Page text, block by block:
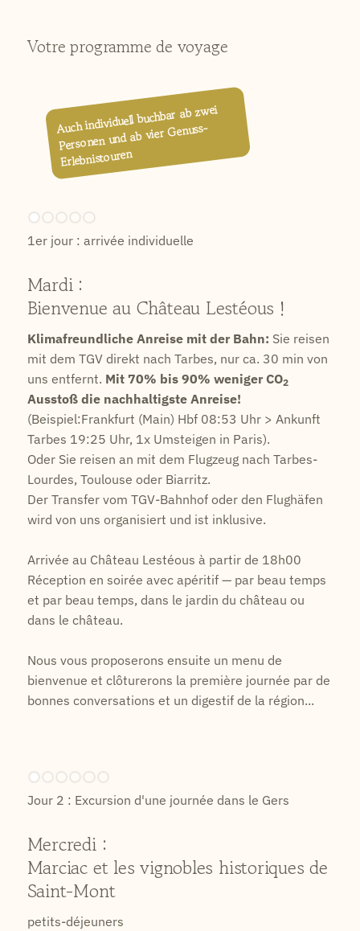
Votre programme de voyage
Auch individuell buchbar ab zwei
Personen und ab vier Genuss-
Erlebnistouren
1er jour : arrivée individuelle
Mardi :
Bienvenue au Château Lestéous !
Klimafreundliche Anreise mit der Bahn: Sie reisen
mit dem TGV direkt nach Tarbes, nur ca. 30 min von
uns entfernt. Mit 70% bis 90% weniger CO2
Ausstoß die nachhaltigste Anreise!
(Beispiel:Frankfurt (Main) Hbf 08:53 Uhr > Ankunft
Tarbes 19:25 Uhr, 1x Umsteigen in Paris).
Oder Sie reisen an mit dem Flugzeug nach Tarbes-
Lourdes, Toulouse oder Biarritz.
Der Transfer vom TGV-Bahnhof oder den Flughäfen
wird von uns organisiert und ist inklusive.
Arrivée au Château Lestéous à partir de 18h00
Réception en soirée avec apéritif — par beau temps
et par beau temps, dans le jardin du château ou
dans le château.
Nous vous proposerons ensuite un menu de
bienvenue et clôturerons la première journée par de
bonnes conversations et un digestif de la région...
Jour 2 : Excursion d'une journée dans le Gers
Mercredi :
Marciac et les vignobles historiques de
Saint-Mont
petits-déjeuners